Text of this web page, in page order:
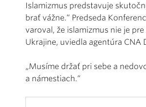
Islamizmus predstavuje
brať vážne.“ Predseda
varoval, že islamizmus nie je
Ukrajine, uviedla agentúra CNA
„Musíme držať pri sebe a
a námestiach.“